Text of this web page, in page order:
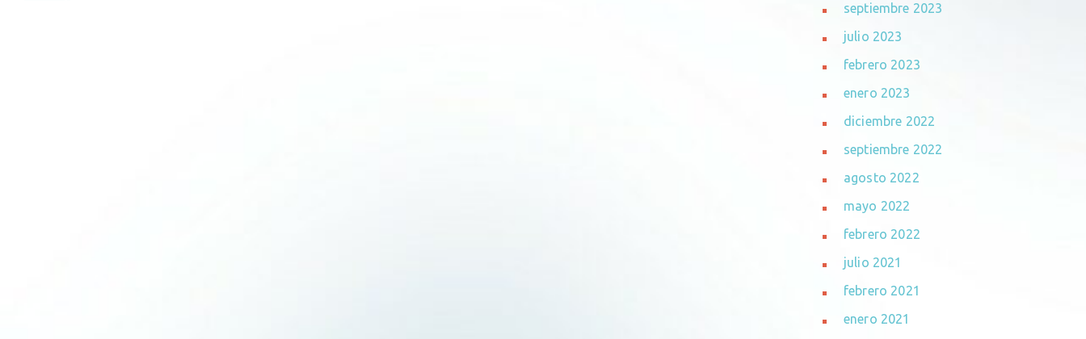
septiembre 2023
julio 2023
febrero 2023
enero 2023
diciembre 2022
septiembre 2022
agosto 2022
mayo 2022
febrero 2022
julio 2021
febrero 2021
enero 2021